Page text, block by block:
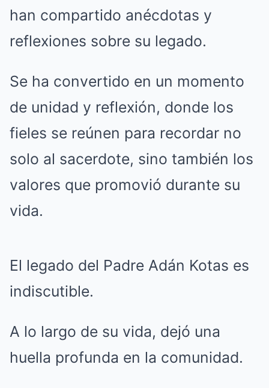
han compartido anécdotas y
reflexiones sobre su legado.
Se ha convertido en un momento
de unidad y reflexión, donde los
fieles se reúnen para recordar no
solo al sacerdote, sino también los
valores que promovió durante su
vida.
El legado del Padre Adán Kotas es
indiscutible.
A lo largo de su vida, dejó una
huella profunda en la comunidad.